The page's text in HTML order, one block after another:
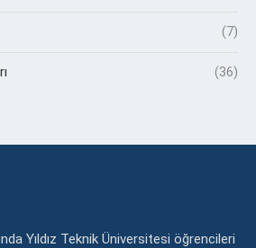
(7)
(36)
Yıldız Teknik Üniversitesi öğrencileri